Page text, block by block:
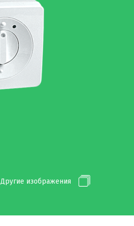
Другие изображения